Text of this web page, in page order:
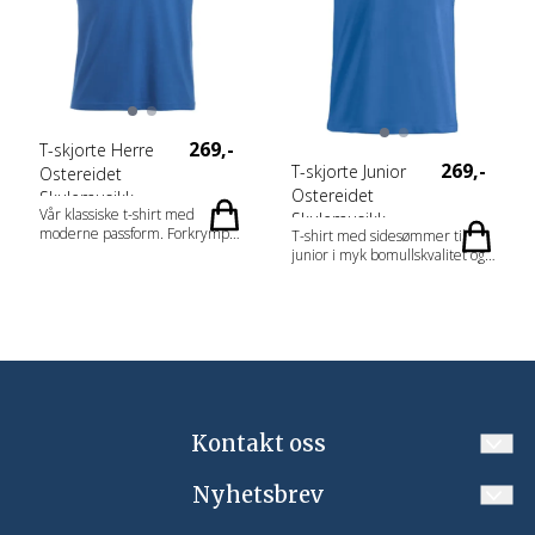
T-skjorte Herre
Ostereidet
Skulemusikk
269,-
Vår klassiske t-shirt med
moderne passform. Forkrympet
T-skjorte Junior
Ostereidet
Skulemusikk
269,-
T-shirt med sidesømmer til
junior i myk bomullskvalitet og
Kontakt oss
Nyhetsbrev